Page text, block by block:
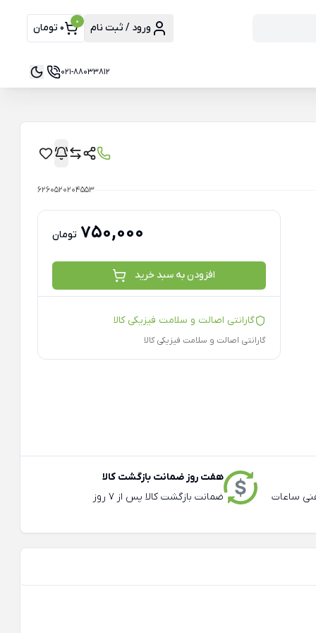
ورود / ثبت نام 0 0 تومان
021-88033812
6260520204553
750,000 تومان
افزودن به سبد خرید
گارانتی اصالت و سلامت فیزیکی کالا
گارانتی اصالت و سلامت فیزیکی کالا
و تلفنی ساعات
هفت روز ضمانت بازگشت کالا
ضمانت بازگشت کالا پس از 7 روز